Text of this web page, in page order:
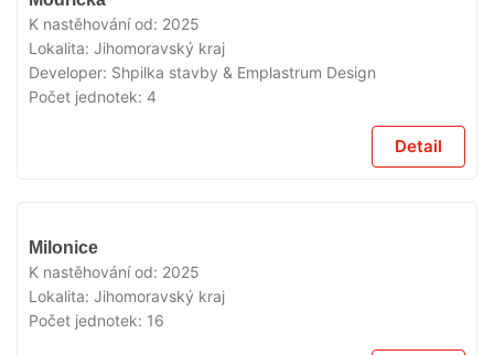
K nastěhování od: 2025
Lokalita: Jihomoravský kraj
Developer: Shpilka stavby & Emplastrum Design
Počet jednotek: 4
Detail
Milonice
K nastěhování od: 2025
Lokalita: Jihomoravský kraj
Počet jednotek: 16